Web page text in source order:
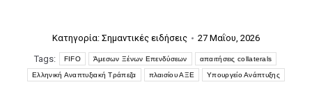
Κατηγορία: Σημαντικές ειδήσεις
27 Μαΐου, 2026
Tags:
FIFO Άμεσων Ξένων Επενδύσεων απαιτήσεις collaterals
Ελληνική Αναπτυξιακή Τράπεζα πλαισίου ΑΞΕ Υπουργείο Ανάπτυξης